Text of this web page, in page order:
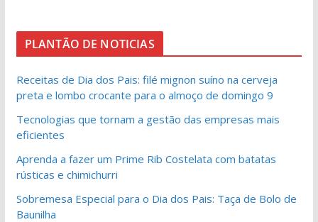
PLANTÃO DE NOTICIAS
Receitas de Dia dos Pais: filé mignon suíno na cerveja
preta e lombo crocante para o almoço de domingo 9
Tecnologias que tornam a gestão das empresas mais
eficientes
Aprenda a fazer um Prime Rib Costelata com batatas
rústicas e chimichurri
Sobremesa Especial para o Dia dos Pais: Taça de Bolo de
Baunilha